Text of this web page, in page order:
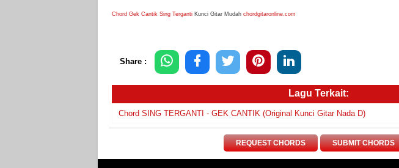
Chord Gek Cantik Sing Terganti Kunci Gitar Mudah chordgitaronline.com
Share :
Lagu Terkait:
Chord SING TERGANTI - GEK CANTIK (Original Kunci Gitar Nada D)
REQUEST CHORDS SUBMIT CHORDS